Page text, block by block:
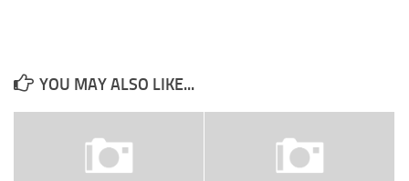
YOU MAY ALSO LIKE...